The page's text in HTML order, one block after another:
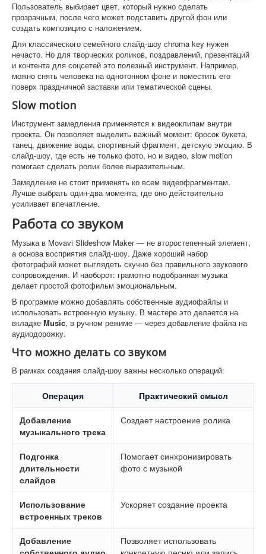
Пользователь выбирает цвет, который нужно сделать
прозрачным, после чего может подставить другой фон или
создать композицию с наложением.
Для классического семейного слайд-шоу chroma key нужен
нечасто. Но для творческих роликов, поздравлений, презентаций
и контента для соцсетей это полезный инструмент. Например,
можно снять человека на однотонном фоне и поместить его
поверх праздничной заставки или тематической сцены.
Slow motion
Инструмент замедления применяется к видеоклипам внутри
проекта. Он позволяет выделить важный момент: бросок букета,
танец, движение воды, спортивный фрагмент, детскую эмоцию. В
слайд-шоу, где есть не только фото, но и видео, slow motion
помогает сделать ролик более выразительным.
Замедление не стоит применять ко всем видеофрагментам.
Лучше выбрать один-два момента, где оно действительно
усиливает впечатление.
Работа со звуком
Музыка в Movavi Slideshow Maker — не второстепенный элемент,
а основа восприятия слайд-шоу. Даже хороший набор
фотографий может выглядеть скучно без правильного звукового
сопровождения. И наоборот: грамотно подобранная музыка
делает простой фотофильм эмоциональным.
В программе можно добавлять собственные аудиофайлы и
использовать встроенную музыку. В мастере это делается на
вкладке Music, в ручном режиме — через добавление файла на
аудиодорожку.
Что можно делать со звуком
В рамках создания слайд-шоу важны несколько операций:
Операция Практический смысл
Добавление
музыкального трека
Создает настроение ролика
Подгонка
длительности
слайдов
Помогает синхронизировать
фото с музыкой
Использование
встроенных треков
Ускоряет создание проекта
Добавление
Позволяет использовать